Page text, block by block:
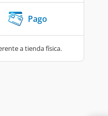
Pago
a tienda física.